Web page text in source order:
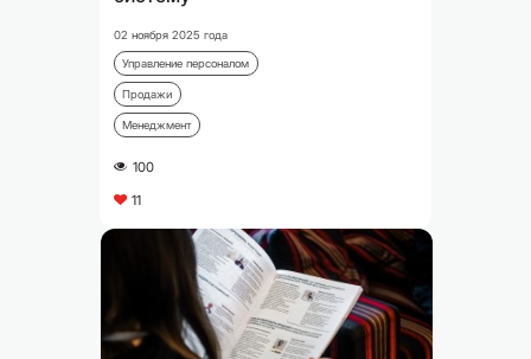
02 ноября 2025 года
Управление персоналом
Продажи
Менеджмент
A 100
C 11